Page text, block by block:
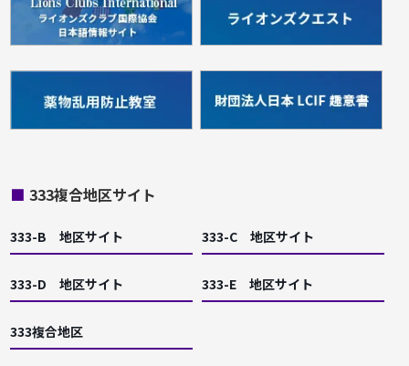
■ 333複合地区サイト
333-B 地区サイト 333-C 地区サイト
333-D 地区サイト 333-E 地区サイト
333複合地区